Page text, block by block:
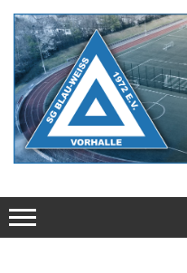
Inhalt
springen